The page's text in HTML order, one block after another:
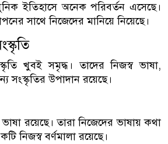
ইতিহাসে অনেক পরিবর্তন এসেছে।
সাথে নিজেদের মানিয়ে নিয়েছে।
খুবই সমৃদ্ধ। তাদের নিজস্ব ভাষা,
সংস্কৃতির উপাদান রয়েছে।
ভাষা রয়েছে। তারা নিজেদের ভাষায় কথা
নিজস্ব বর্ণমালা রয়েছে।